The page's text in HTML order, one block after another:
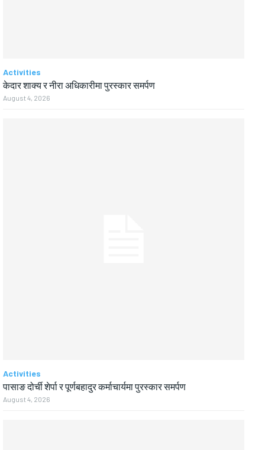
Activities
केदार शाक्य र नीरा अधिकारीमा पुरस्कार समर्पण
August 4, 2026
Activities
पासाङ दोर्ची शेर्पा र पूर्णबहादुर कर्माचार्यमा पुरस्कार समर्पण
August 4, 2026